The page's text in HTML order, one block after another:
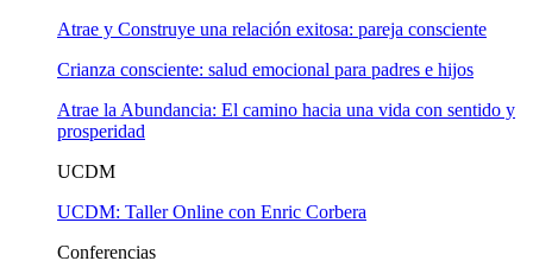
Atrae y Construye una relación exitosa: pareja consciente
Crianza consciente: salud emocional para padres e hijos
Atrae la Abundancia: El camino hacia una vida con sentido y
prosperidad
UCDM
UCDM: Taller Online con Enric Corbera
Conferencias